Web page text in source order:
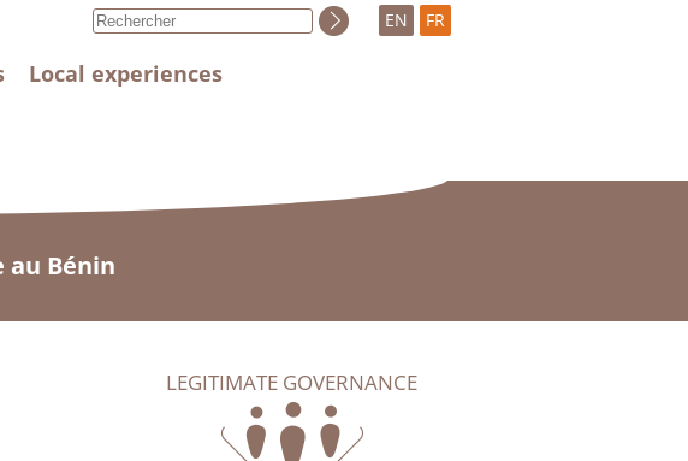
Local experiences
EN FR
Bénin
LEGITIMATE GOVERNANCE